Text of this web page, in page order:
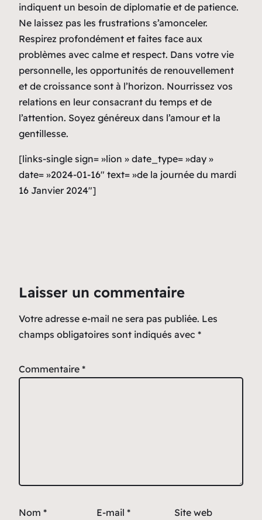
indiquent un besoin de diplomatie et de patience.
Ne laissez pas les frustrations s’amonceler.
Respirez profondément et faites face aux
problèmes avec calme et respect. Dans votre vie
personnelle, les opportunités de renouvellement
et de croissance sont à l’horizon. Nourrissez vos
relations en leur consacrant du temps et de
l’attention. Soyez généreux dans l’amour et la
gentillesse.
[links-single sign= »lion » date_type= »day »
date= »2024-01-16″ text= »de la journée du mardi
16 Janvier 2024″]
Laisser un commentaire
Votre adresse e-mail ne sera pas publiée. Les
champs obligatoires sont indiqués avec *
Commentaire *
Nom * E-mail * Site web